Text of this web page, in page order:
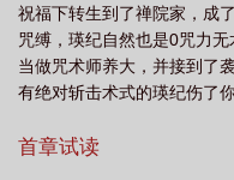
的泥石流番外329 咒术界的泥石
泥石流格格党 咒术界的泥石流
流晋江 咒术界的泥石流329章在
祝福下转生到了禅院家，成
咒缚，瑛纪自然也是0咒力
当做咒术师养大，并接到了
有绝对斩击术式的瑛纪伤了
猫猫：可你们给我看的照片
首章试读